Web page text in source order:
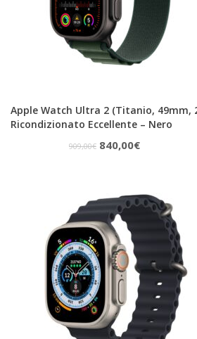
Apple Watch Ultra 2 (Titanio, 49mm,
Ricondizionato Eccellente – Nero
909,00€ Il
era:
909,00€.
840,00€Il
è:
840,00€.